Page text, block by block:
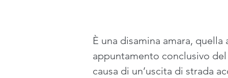
È una disamina amara,
appuntamento conclusivo
causa di un’uscita di strada